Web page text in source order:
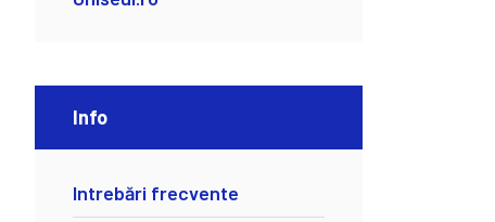
Info
Intrebări frecvente